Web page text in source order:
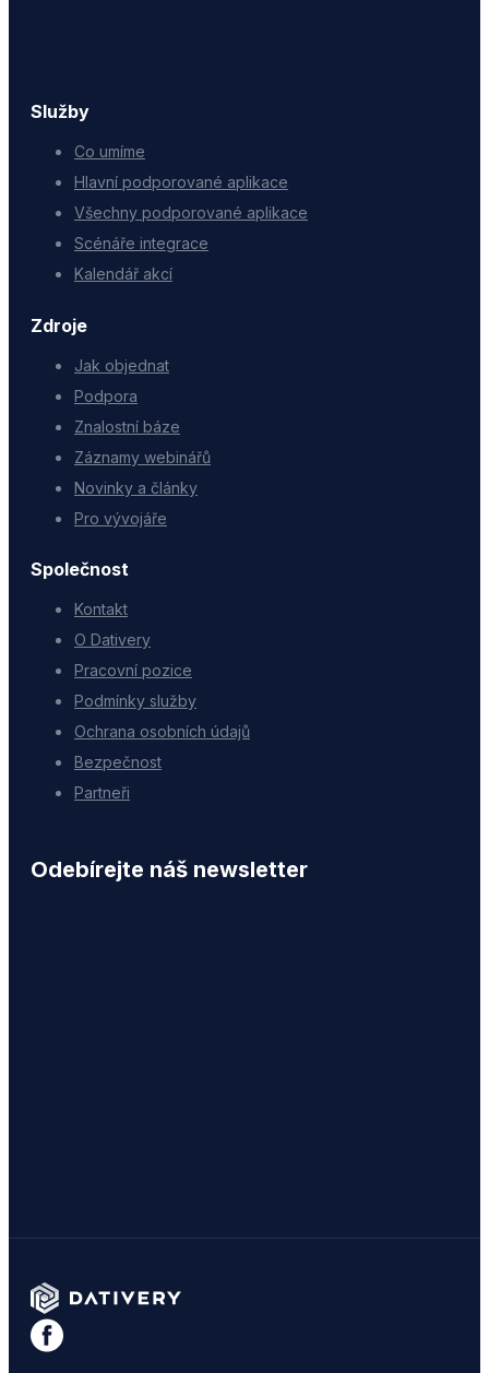
Služby
Co umíme
Hlavní podporované aplikace
Všechny podporované aplikace
Scénáře integrace
Kalendář akcí
Zdroje
Jak objednat
Podpora
Znalostní báze
Záznamy webinářů
Novinky a články
Pro vývojáře
Společnost
Kontakt
O Dativery
Pracovní pozice
Podmínky služby
Ochrana osobních údajů
Bezpečnost
Partneři
Odebírejte náš newsletter